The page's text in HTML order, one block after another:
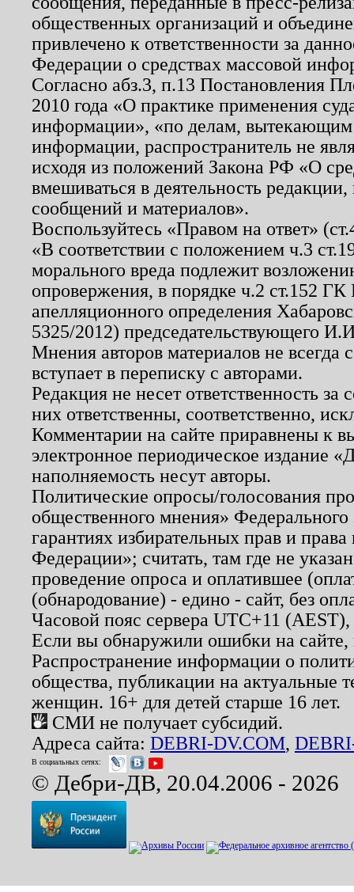
общественных организаций и
привлечено к ответственности за
Федерации о средствах массовой
Согласно абз.3, п.13 Постановления
2010 года «О практике применения
информации», «по делам, вытекающим
информации, распространитель не
исходя из положений Закона РФ «О
вмешиваться в деятельность
сообщений и материалов».
Воспользуйтесь «Правом на ответ»
«В соответствии с положением ч.3
морального вреда подлежит
опровержения, в порядке ч.2 ст.152
апелляционного определения
5325/2012) председательствующего
Мнения авторов материалов не
вступает в переписку с авторами.
Редакция не несет ответственность
них ответственны, соответственно,
Комментарии на сайте приравнены к
электронное периодическое издание
наполняемость несут авторы.
Политические опросы/голосования
общественного мнения»
гарантиях избирательных прав и
Федерации»; считать, там где не
проведение опроса и оплатившее
(обнародование) - едино - сайт, без
Часовой пояс сервера UTC+11
Если вы обнаружили ошибки на
Распространение информации о
общества, публикации на актуальные
женщин. 16+ для детей старше 16 лет.
СМИ не получает субсидий.
Адреса сайта: DEBRI-DV.COM,
В социальных сетях:
© Дебри-ДВ, 20.04.2006 - 2026